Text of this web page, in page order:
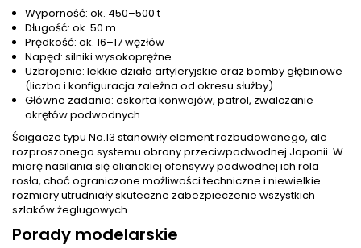
Wyporność: ok. 450–500 t
Długość: ok. 50 m
Prędkość: ok. 16–17 węzłów
Napęd: silniki wysokoprężne
Uzbrojenie: lekkie działa artyleryjskie oraz bomby głębinowe
(liczba i konfiguracja zależna od okresu służby)
Główne zadania: eskorta konwojów, patrol, zwalczanie
okrętów podwodnych
Ścigacze typu No.13 stanowiły element rozbudowanego, ale
rozproszonego systemu obrony przeciwpodwodnej Japonii. W
miarę nasilania się alianckiej ofensywy podwodnej ich rola
rosła, choć ograniczone możliwości techniczne i niewielkie
rozmiary utrudniały skuteczne zabezpieczenie wszystkich
szlaków żeglugowych.
Porady modelarskie